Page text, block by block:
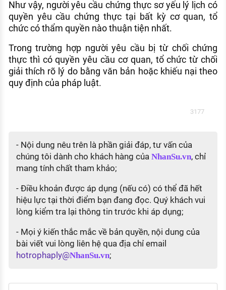
Như vậy, người yêu cầu chứng thực sơ yếu lý lịch có
quyền yêu cầu chứng thực tại bất kỳ cơ quan, tổ
chức có thẩm quyền nào thuận tiện nhất.
Trong trường hợp người yêu cầu bị từ chối chứng
thực thì có quyền yêu cầu cơ quan, tổ chức từ chối
giải thích rõ lý do bằng văn bản hoặc khiếu nại theo
quy định của pháp luật.
3177
- Nội dung nêu trên là phần giải đáp, tư vấn của
chúng tôi dành cho khách hàng của NhanSu.vn, chỉ
mang tính chất tham khảo;
- Điều khoản được áp dụng (nếu có) có thể đã hết
hiệu lực tại thời điểm bạn đang đọc. Quý khách vui
lòng kiểm tra lại thông tin trước khi áp dụng;
- Mọi ý kiến thắc mắc về bản quyền, nội dung của
bài viết vui lòng liên hệ qua địa chỉ email
hotrophaply@NhanSu.vn;